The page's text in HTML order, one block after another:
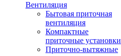
Вентиляция
Бытовая приточная
вентиляция
Компактные
приточные установки
Приточно-вытяжные